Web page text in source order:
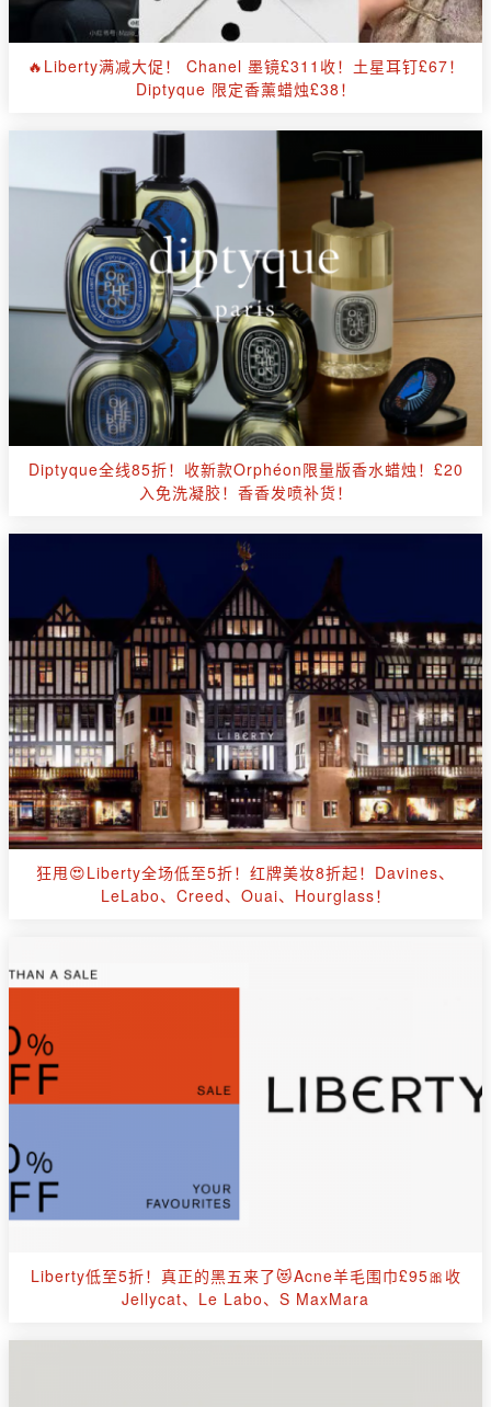
🔥Liberty满减大促！ Chanel 墨镜£311收！土星耳钉£67！
Diptyque 限定香薰蜡烛£38！
Diptyque全线85折！收新款Orphéon限量版香水蜡烛！£20
入免洗凝胶！香香发喷补货！
狂甩😍Liberty全场低至5折！红牌美妆8折起！Davines、
LeLabo、Creed、Ouai、Hourglass！
Liberty低至5折！真正的黑五来了😻Acne羊毛围巾£95🎀收
Jellycat、Le Labo、S MaxMara